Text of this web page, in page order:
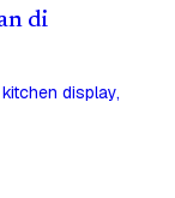
di
display,